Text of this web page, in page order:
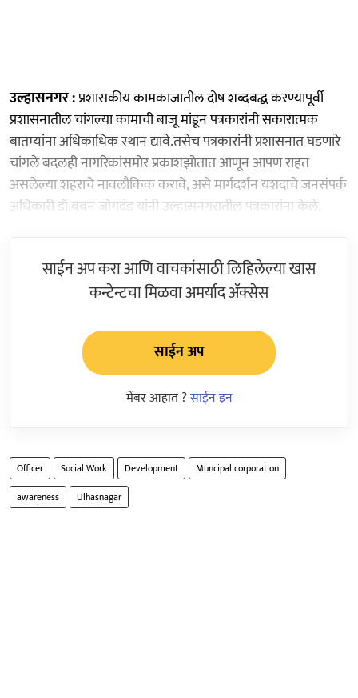
उल्हासनगर :प्रशासकीय कामकाजातील दोष शब्दबद्ध करण्यापूर्वी
प्रशासनातील चांगल्या कामाची बाजू मांडून पत्रकारांनी सकारात्मक
बातम्यांना अधिकाधिक स्थान द्यावे.तसेच पत्रकारांनी प्रशासनात घडणारे
चांगले बदलही नागरिकांसमोर प्रकाशझोतात आणून आपण राहत
असलेल्या शहराचे नावलौकिक करावे, असे मार्गदर्शन यशदाचे जनसंपर्क
अधिकारी डॉ.बबन जोगदंड यांनी उल्हासनगरातील पत्रकारांना केले.
साईन अप करा आणि वाचकांसाठी लिहिलेल्या खास
कन्टेन्टचा मिळवा अमर्याद ॲक्सेस
साईन अप
मेंबर आहात ?साईन इन
Officer Social Work Development
Muncipal corporation
awareness
Ulhasnagar